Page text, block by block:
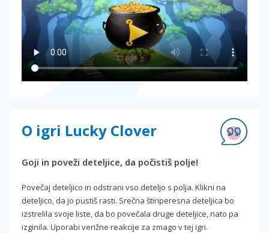
O igri Lucky Clover
Goji in poveži deteljice, da počistiš polje!
Povečaj deteljico in odstrani vso deteljo s polja. Klikni na
deteljico, da jo pustiš rasti. Srečna štiriperesna deteljica bo
izstrelila svoje liste, da bo povečala druge deteljice, nato pa
izginila. Uporabi verižne reakcije za zmago v tej igri.